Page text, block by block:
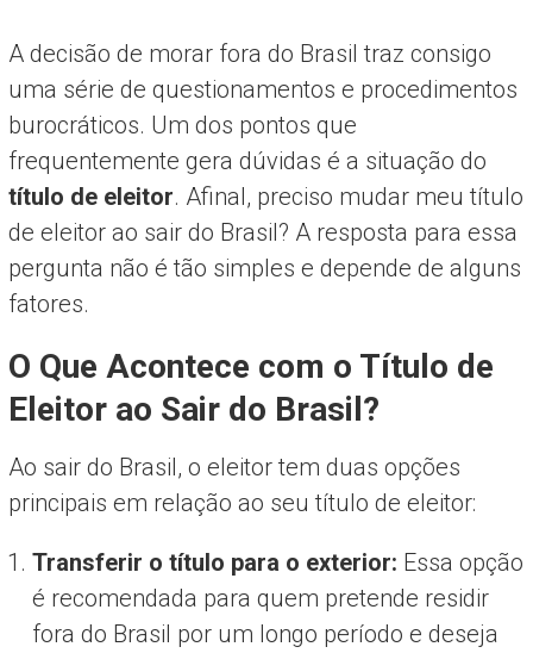
A decisão de morar fora do Brasil traz consigo
uma série de questionamentos e procedimentos
burocráticos. Um dos pontos que
frequentemente gera dúvidas é a situação do
título de eleitor. Afinal, preciso mudar meu título
de eleitor ao sair do Brasil? A resposta para essa
pergunta não é tão simples e depende de alguns
fatores.
O Que Acontece com o Título de
Eleitor ao Sair do Brasil?
Ao sair do Brasil, o eleitor tem duas opções
principais em relação ao seu título de eleitor:
Transferir o título para o exterior: Essa opção
é recomendada para quem pretende residir
fora do Brasil por um longo período e deseja